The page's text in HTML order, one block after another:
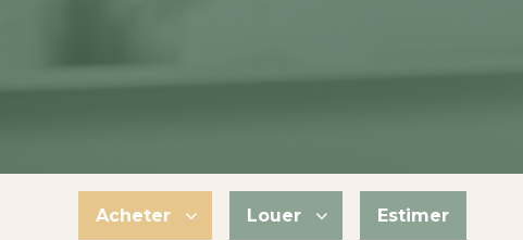
Acheter Louer Estimer